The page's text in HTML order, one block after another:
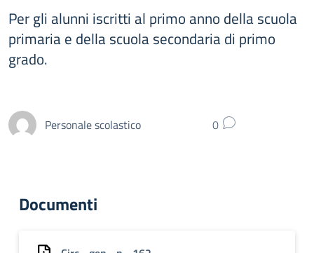
Per gli alunni iscritti al primo anno della scuola
primaria e della scuola secondaria di primo
grado.
Personale scolastico 0
Documenti